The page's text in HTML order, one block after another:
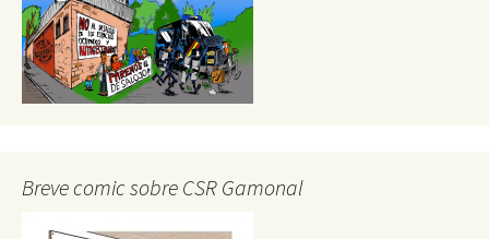
Breve comic sobre CSR Gamonal